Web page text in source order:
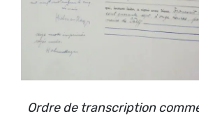
Ordre de transcription